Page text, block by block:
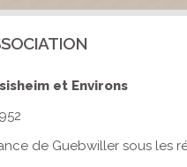
et Environs
de Guebwiller sous les